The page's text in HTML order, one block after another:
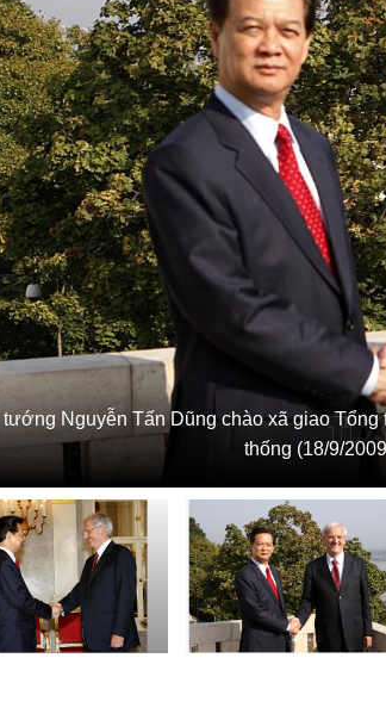
Nguyễn Tấn Dũng chào xã giao
thống (18/9/